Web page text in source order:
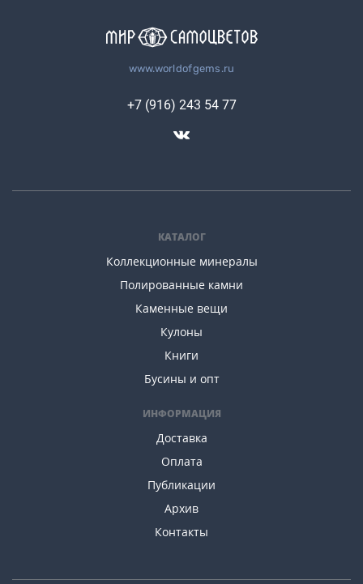
www.worldofgems.ru
КАТАЛОГ
Коллекционные минералы
Полированные камни
Каменные вещи
Кулоны
Книги
Бусины и опт
ИНФОРМАЦИЯ
Доставка
Оплата
Публикации
Архив
Контакты
+7 (916) 243 54 77